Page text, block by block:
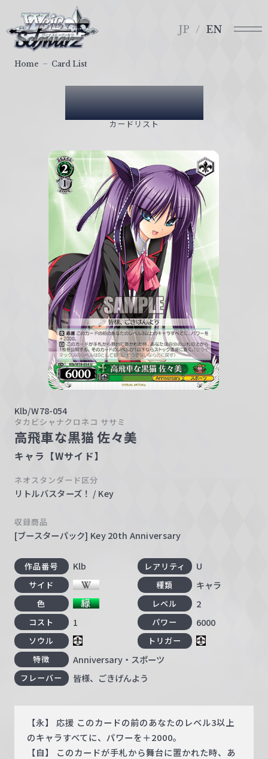
ァ
イ
JP EN
Card List
カードリスト
Home Card List
Klb/W78-054
タカビシャナクロネコ ササミ
高飛車な黒猫 佐々美
キャラ【Wサイド】
ネオスタンダード区分
リトルバスターズ！ / Key
収録商品
[ブースターパック] Key 20th Anniversary
作品番号 Klb レアリティ U
サイド 種類 キャラ
色 レベル 2
コスト 1 パワー 6000
ソウル
トリガー
特徴
Anniversary・スポーツ
フレーバー 皆様、ごきげんよう
【永】 応援 このカードの前のあなたのレベル3以上
のキャラすべてに、パワーを＋2000。
【自】 このカードが手札から舞台に置かれた時、あ